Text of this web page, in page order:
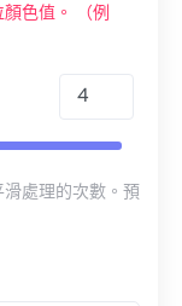
色值。 （例
處理的次數。預